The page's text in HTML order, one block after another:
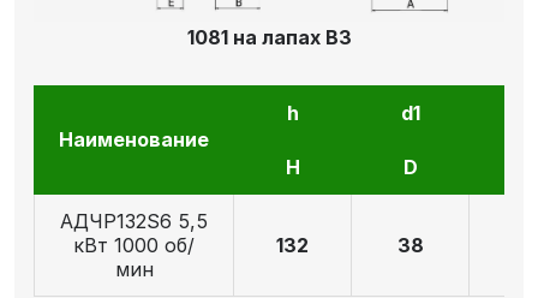
1081 на лапах В3
Наименование
h d1
H D
АДЧР132S6 5,5
кВт 1000 об/
мин
132 38